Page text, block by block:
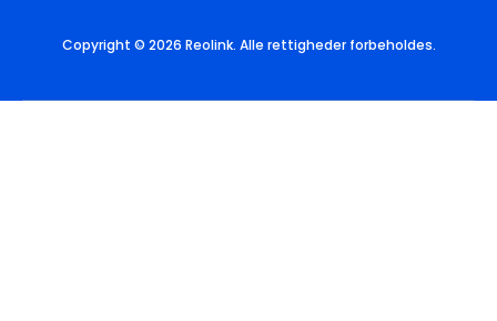
Copyright © 2026 Reolink. Alle rettigheder forbeholdes.